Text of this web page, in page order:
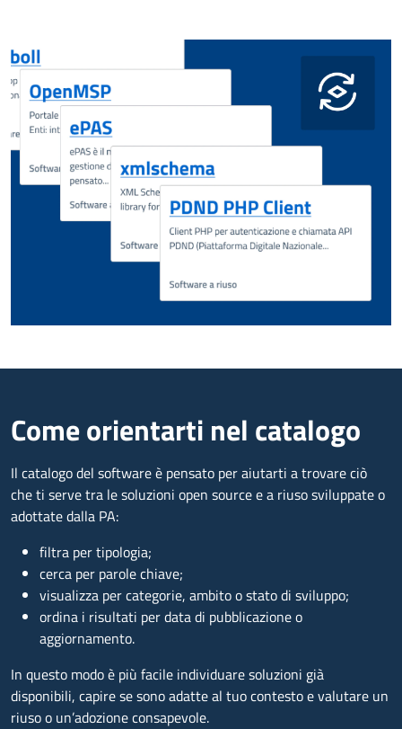
Come orientarti nel catalogo
Il catalogo del software è pensato per aiutarti a trovare ciò
che ti serve tra le soluzioni open source e a riuso sviluppate o
adottate dalla PA:
filtra per tipologia;
cerca per parole chiave;
visualizza per categorie, ambito o stato di sviluppo;
ordina i risultati per data di pubblicazione o
aggiornamento.
In questo modo è più facile individuare soluzioni già
disponibili, capire se sono adatte al tuo contesto e valutare un
riuso o un’adozione consapevole.